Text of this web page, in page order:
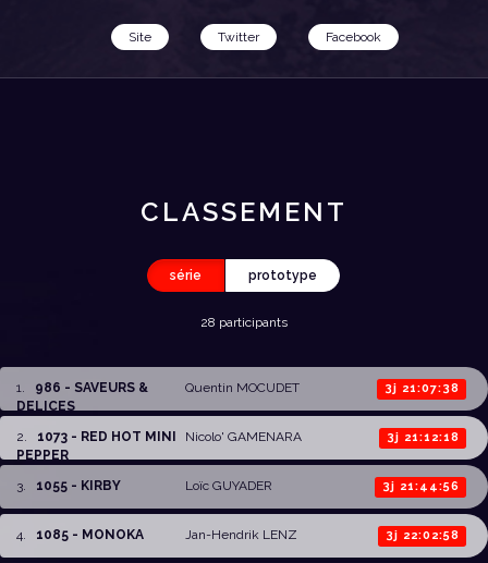
Site Twitter Facebook
CLASSEMENT
série prototype
28 participants
1. 986 - SAVEURS &
DELICES
Quentin MOCUDET 3j 21:07:38
2. 1073 - RED HOT MINI
PEPPER
Nicolo' GAMENARA 3j 21:12:18
3. 1055 - KIRBY Loïc GUYADER 3j 21:44:56
4. 1085 - MONOKA Jan-Hendrik LENZ 3j 22:02:58